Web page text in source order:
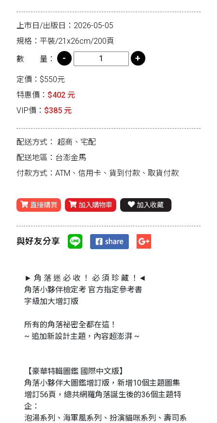
上市日/出版日：2026-05-05
規格：平裝/21x26cm/200頁
數 量：
定價：$550元
特惠價： $402 元
VIP價： $385 元
配送方式： 超商、宅配
配送地區：台澎金馬
付款方式：ATM、信用卡、貨到付款、取貨付款
直接購買 加入購物車 加入收藏
與好友分享
► 角 落 迷 必 收 ！ 必 須 珍 藏 ！◄
角落小夥伴檢定考 官方指定參考書
字級加大增訂版
所有的角落祕密全都在這！
~ 追加新設計主題，內容超澎湃 ~
【豪華特輯圖鑑 國際中文版】
角落小夥伴大圖鑑增訂版，新增10個主題圖集
增訂56頁，總共網羅角落誕生後的36個主題特
企：
泡湯系列、海軍風系列、扮演貓咪系列、壽司系